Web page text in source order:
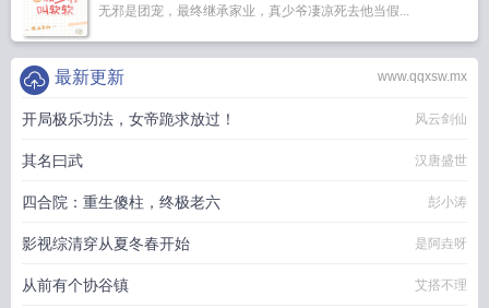
无邪是团宠，最终继承家业，真少爷凄凉死去他当假...
www.qqxsw.mx
最新更新
开局极乐功法，女帝跪求放过！ 风云剑仙
其名曰武 汉唐盛世
四合院：重生傻柱，终极老六 彭小涛
影视综清穿从夏冬春开始 是阿垚呀
从前有个协谷镇 艾搭不理